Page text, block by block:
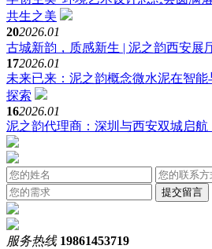
共生之美
202026.01
古城新韵，质感新生 | 泥之韵西安展
172026.01
未来已来：泥之韵概念微水泥在智
探索
162026.01
泥之韵代理商：深圳与西安双城启
服务热线 19861453719